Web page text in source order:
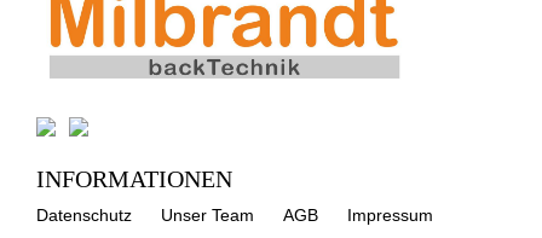
INFORMATIONEN
Datenschutz Unser Team AGB Impressum